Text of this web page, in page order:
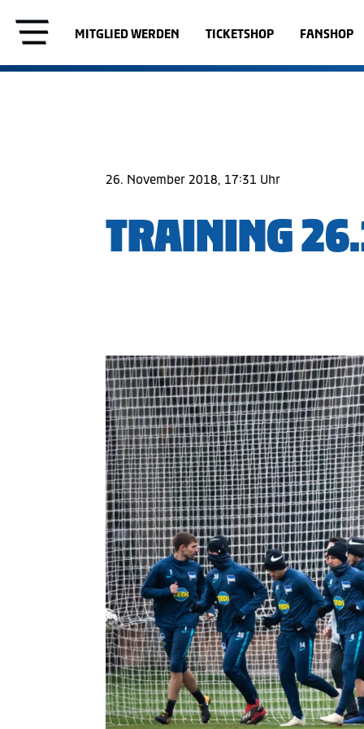
MITGLIED WERDEN TICKETSHOP FANSHOP
26. November 2018, 17:31 Uhr
TRAINING